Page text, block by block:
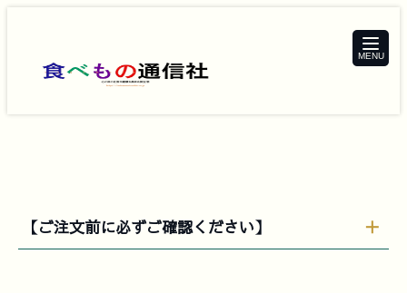
toggle
【ご注文前に必ずご確認ください】